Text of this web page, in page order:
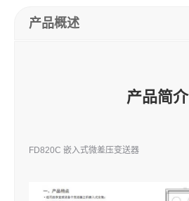
产品概述
产品简介
FD820C 嵌入式微差压变送器